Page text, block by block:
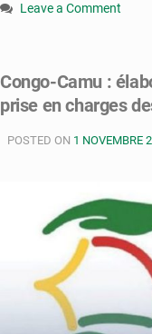
Leave a Comment
:
une
de
cartes
biométriques
Congo-Camu :
prise en charges
POSTED ON 1 NOVEMBRE